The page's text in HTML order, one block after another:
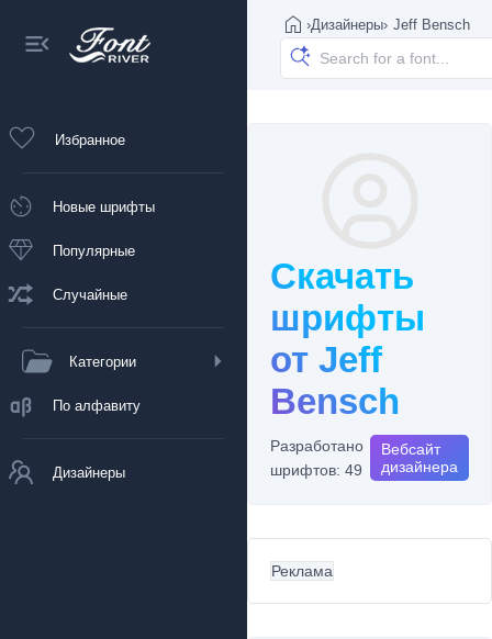
Избранное
Новые шрифты
Популярные
Случайные
Категории
По алфавиту
Дизайнеры
›Дизайнеры› Jeff Bensch
Скачать
шрифты
от Jeff
Bensch
Разработано
шрифтов: 49
Вебсайт
дизайнера
Реклама